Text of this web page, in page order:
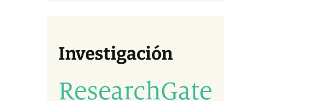
Investigación